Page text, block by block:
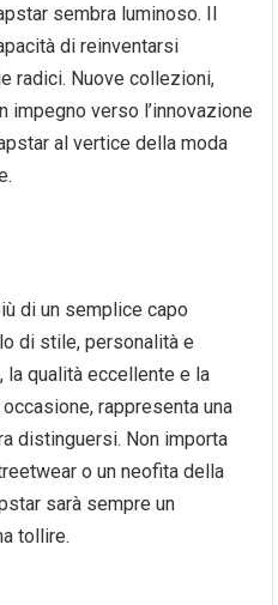
sembra luminoso. Il
di reinventarsi
radici. Nuove collezioni,
verso l’innovazione
al vertice della moda
di un semplice capo
di stile, personalità e
la qualità eccellente e la
rappresenta una
distinguersi. Non importa
o un neofita della
sarà sempre un
tollire.